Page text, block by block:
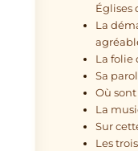
Églises
La
La folie
Sa
Où sont
La
Sur
Les